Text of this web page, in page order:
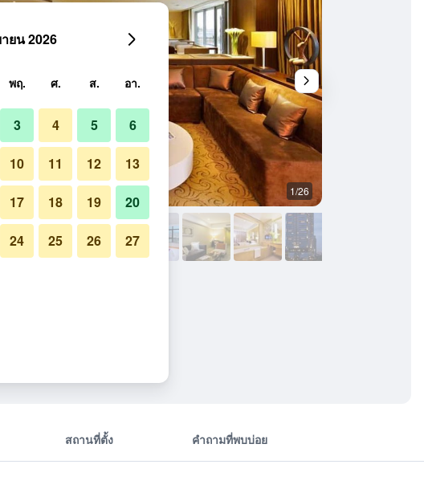
1/26
วินด์ซอร์ปาร์ค กุนชอน
สถานที่ตั้ง คำถามที่พบบ่อย
ยน 2026
พฤ. ศ. ส. อา.
3 4 5 6
10 11 12 13
17 18 19 20
24 25 26 27